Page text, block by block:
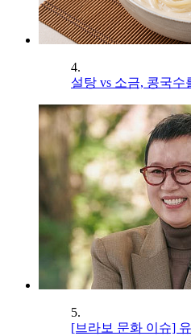
4.
설탕 vs 소금, 콩국수
5.
[브라보 문화 이슈]